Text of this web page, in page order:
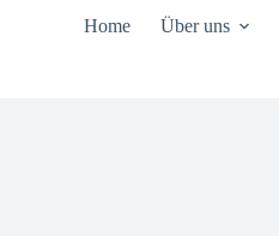
Home Über uns